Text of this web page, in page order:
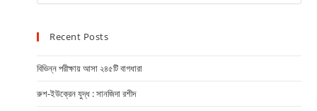
Recent Posts
বিভিন্ন পরীক্ষায় আসা ২৪৫টি বাগধারা
রুশ-ইউক্রেন যুদ্ধ : সানজিদা রশীদ